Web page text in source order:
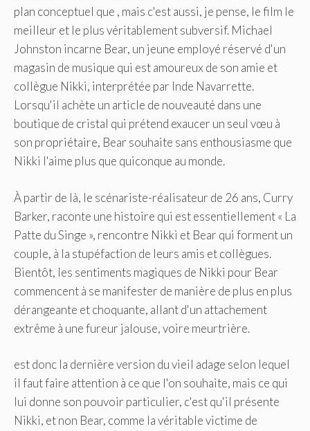
plan conceptuel que , mais c'est aussi, je pense, le film le
meilleur et le plus véritablement subversif. Michael
Johnston incarne Bear, un jeune employé réservé d'un
magasin de musique qui est amoureux de son amie et
collègue Nikki, interprétée par Inde Navarrette.
Lorsqu'il achète un article de nouveauté dans une
boutique de cristal qui prétend exaucer un seul vœu à
son propriétaire, Bear souhaite sans enthousiasme que
Nikki l'aime plus que quiconque au monde.
À partir de là, le scénariste-réalisateur de 26 ans, Curry
Barker, raconte une histoire qui est essentiellement « La
Patte du Singe », rencontre Nikki et Bear qui forment un
couple, à la stupéfaction de leurs amis et collègues.
Bientôt, les sentiments magiques de Nikki pour Bear
commencent à se manifester de manière de plus en plus
dérangeante et choquante, allant d'un attachement
extrême à une fureur jalouse, voire meurtrière.
est donc la dernière version du vieil adage selon lequel
il faut faire attention à ce que l'on souhaite, mais ce qui
lui donne son pouvoir particulier, c'est qu'il présente
Nikki, et non Bear, comme la véritable victime de